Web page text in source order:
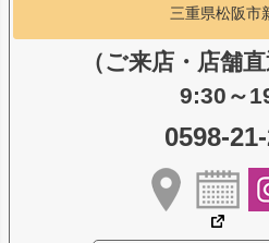
三重県松阪市
（ご来店・店舗
9:30～
0598-